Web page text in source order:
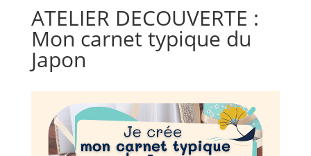
ATELIER DECOUVERTE :
Mon carnet typique du
Japon